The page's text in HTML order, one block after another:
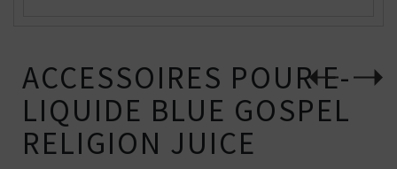
ACCESSOIRES POUR E-
LIQUIDE BLUE GOSPEL
RELIGION JUICE